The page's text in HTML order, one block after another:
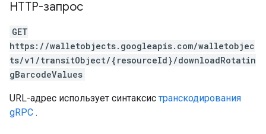
HTTP-запрос
GET
https://walletobjects.googleapis.com/walletobjec
ts/v1/transitObject/{resourceId}/downloadRotatin
gBarcodeValues
URL-адрес использует синтаксис транскодирования
gRPC .